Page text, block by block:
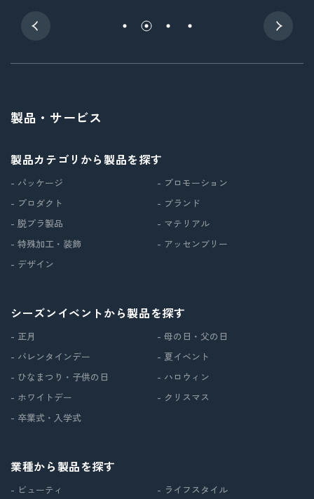
製品・サービス
製品カテゴリから製品を探す
- パッケージ
- プロダクト
- 脱プラ製品
- 特殊加工・装飾
- デザイン
- プロモーション
- ブランド
- マテリアル
- アッセンブリー
シーズンイベントから製品を探す
- 正月
- バレンタインデー
- ひなまつり・子供の日
- ホワイトデー
- 卒業式・入学式
- 母の日・父の日
- 夏イベント
- ハロウィン
- クリスマス
業種から製品を探す
- ビューティ
- ライフスタイル